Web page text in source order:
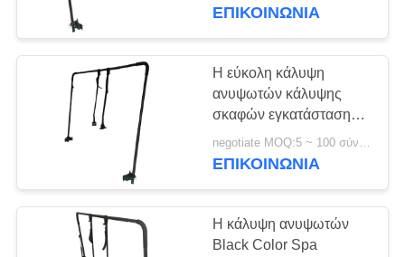
ΠΟΙΟΤΙΚΌΣ
ΈΛΕΓΧΟΣ
ΕΠΑΦΉ
ΈΝΑ
ΑΠΌΣΠΑΣΜΑ
Hot Tub Spa
καλύψεις
κάλυψη σκαφών
ΕΠΙΚΟΙΝΩΝΊΑ
Η εύκολη κάλυψη
ανυψωτών κάλυψης
σκαφών εγκατάστασης
καυτή βοηθά τις
καλύψεις τετραγώνων
negotiate MOQ:5 ~ 100 σύνολο
ΕΠΙΚΟΙΝΩΝΊΑ
Η κάλυψη ανυψωτών
Black Color Spa